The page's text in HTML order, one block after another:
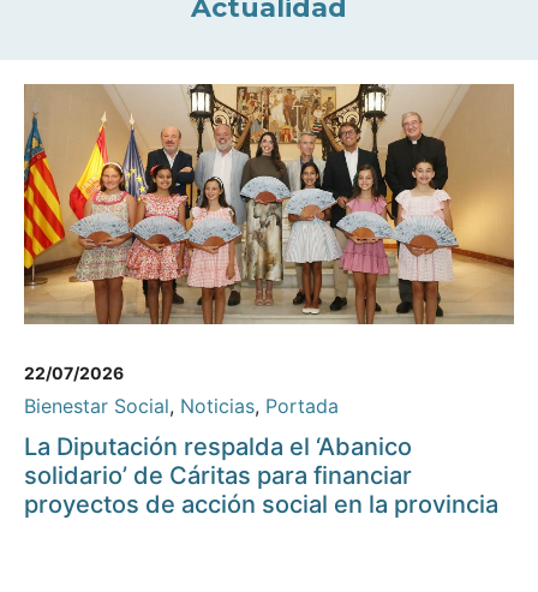
Actualidad
22/07/2026
Bienestar Social, Noticias, Portada
La Diputación respalda el ‘Abanico
solidario’ de Cáritas para financiar
proyectos de acción social en la provincia